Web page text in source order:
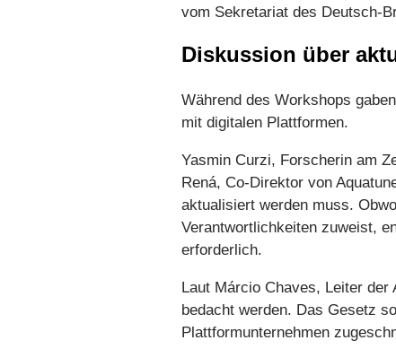
vom Sekretariat des Deutsch-
Diskussion über
Während des Workshops
mit digitalen Plattformen.
Yasmin Curzi, Forscherin am
Rená, Co-Direktor von
aktualisiert werden muss.
Verantwortlichkeiten zuweist,
erforderlich.
Laut Márcio Chaves, Leiter
bedacht werden. Das Gesetz
Plattformunternehmen